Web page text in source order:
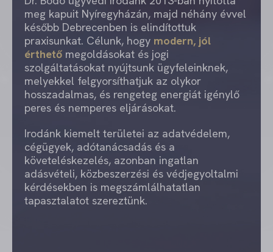
meg kapuit Nyíregyházán, majd néhány évvel
később Debrecenben is elindítottuk
praxisunkat. Célunk, hogy modern, jól
érthetőmegoldásokat és jogi
szolgáltatásokat nyújtsunk ügyfeleinknek,
melyekkel felgyorsíthatjuk az olykor
hosszadalmas, és rengeteg energiát igénylő
peres és nemperes eljárásokat.
Irodánk kiemelt területei az adatvédelem,
cégügyek, adótanácsadás és a
követeléskezelés, azonban ingatlan
adásvételi, közbeszerzési és védjegyoltalmi
kérdésekben is megszámlálhatatlan
tapasztalatot szereztünk.